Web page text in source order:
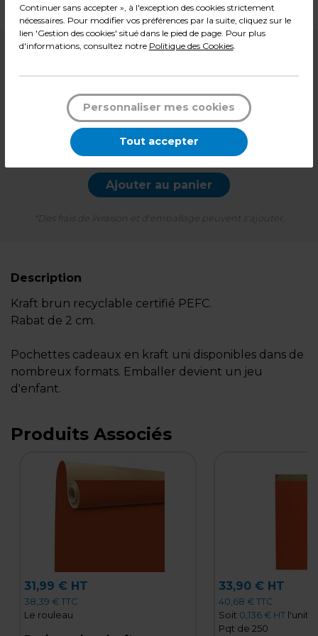
Soit0,184 € HTl'unité
55,08€ TTC*
-
Ajouter au panier
Description
Kraft brun recyclable certifié PEFC.
Rabat de 2 cm.
Pochettes cadeaux en kraft uni disponibles dans de
nombreux formats. Emballer devient un jeu
d'enfant.
Produits Associés
31,99 € HT
38,39 € TTC
Le rouleau
33,90 € HT
40,68 € TTC
Soit 0,136 € HTl'unité
Pqt de 250
Continuer sans accepter », à l'exception des cookies strictement
nécessaires. Pour modifier vos préférences par la suite, cliquez sur le
lien 'Gestion des cookies' situé dans le pied de page. Pour plus
d'informations, consultez notre Politique des Cookies.
Personnaliser mes cookies
Tout accepter